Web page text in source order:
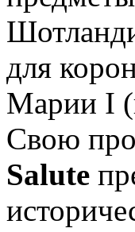
для
Марии I
Свою
Salute